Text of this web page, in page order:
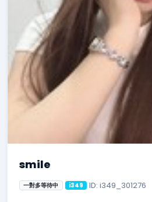
smile
一對多等待中 i349 ID: i349_301276